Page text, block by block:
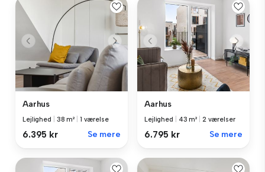
Aarhus
Lejlighed 38 m² 1 værelse
6.395 kr Se mere
Aarhus
Lejlighed 43 m² 2 værelser
6.795 kr Se mere